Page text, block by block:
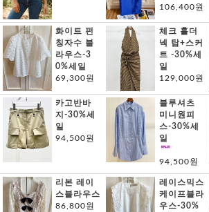
106,400원
화이트 펀
칭자수 블
라우스-3
0%세일
69,300원
체크 홀더
넥 탑+스커
트 -30%세
일
129,000원
카고반바
지-30%세
일
94,500원
블루셔츠
미니원피
스-30%세
일
94,500원
리본 레이
스블라우스
86,800원
레이스믹스
케이프블라
우스-30%